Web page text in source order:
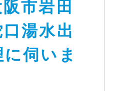
市岩田
湯水出
伺いま